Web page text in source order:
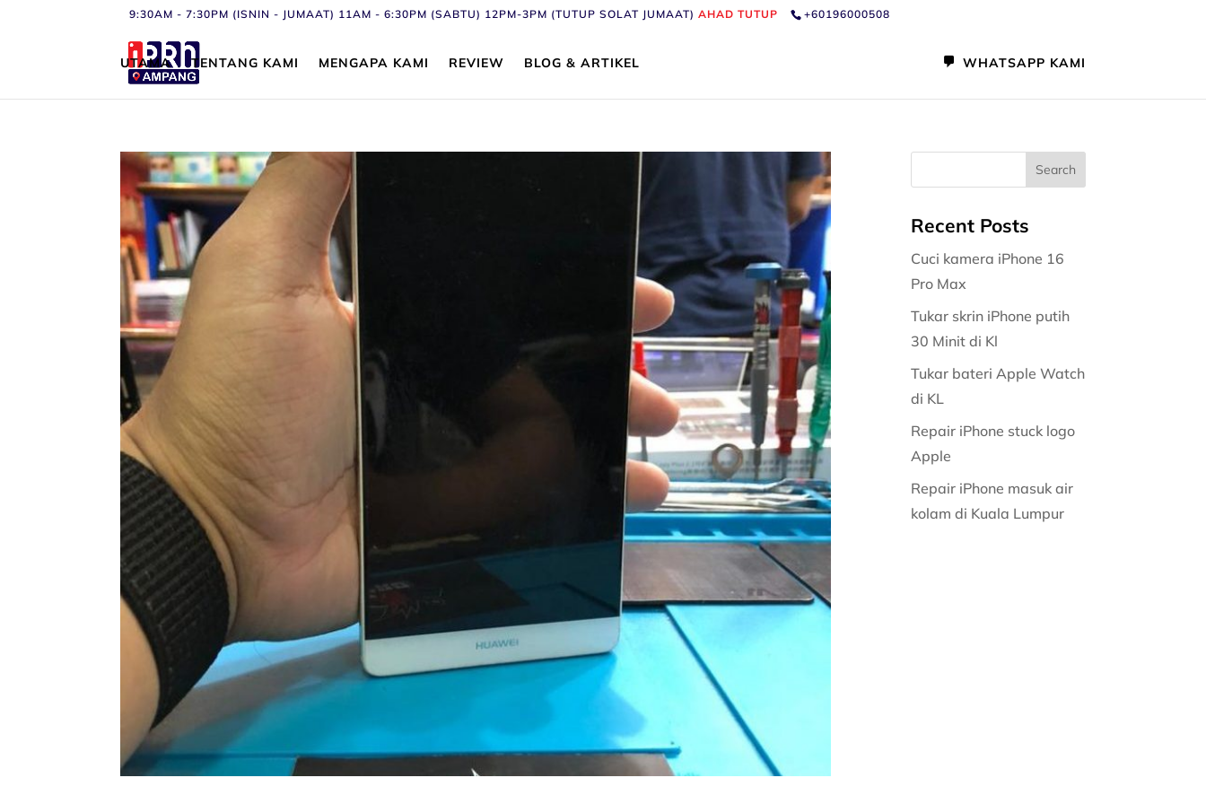
9:30AM - 7:30PM (ISNIN - JUMAAT) 11AM - 6:30PM (SABTU) 12PM-3PM (TUTUP SOLAT JUMAAT)AHAD TUTUP +60196000508
UTAMA TENTANG KAMI MENGAPA KAMI REVIEW BLOG & ARTIKEL WHATSAPP KAMI
Recent Posts
Cuci kamera iPhone 16
Pro Max
Tukar skrin iPhone putih
30 Minit di Kl
Tukar bateri Apple Watch
di KL
Repair iPhone stuck logo
Apple
Repair iPhone masuk air
kolam di Kuala Lumpur